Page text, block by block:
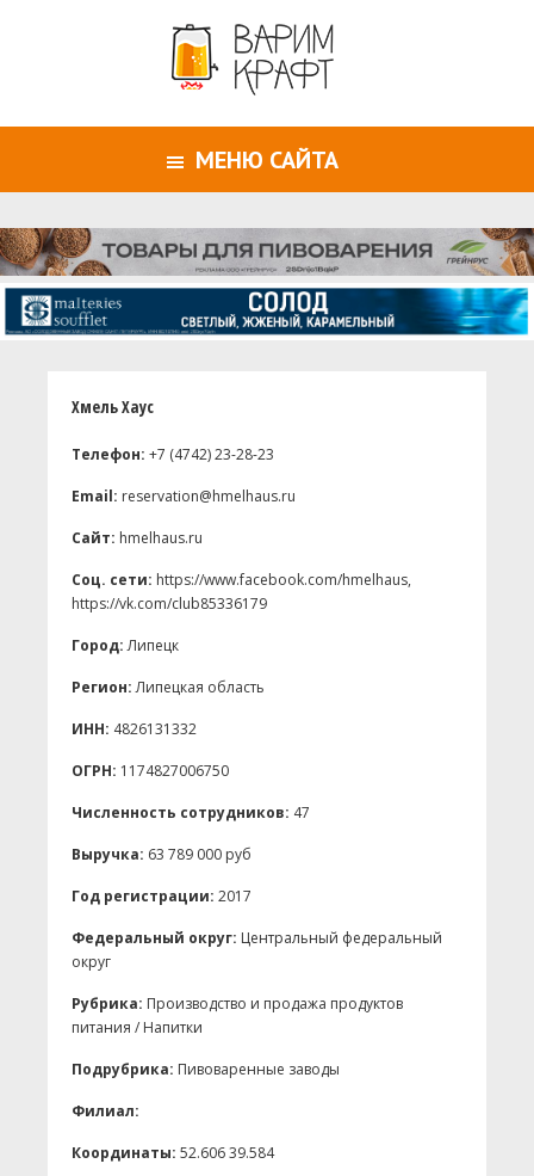
МЕНЮ САЙТА
Хмель Хаус
Телефон: +7 (4742) 23-28-23
Email: reservation@hmelhaus.ru
Сайт: hmelhaus.ru
Соц. сети: https://www.facebook.com/hmelhaus,
https://vk.com/club85336179
Город:Липецк
Регион:Липецкая область
ИНН: 4826131332
ОГРН: 1174827006750
Численность сотрудников: 47
Выручка: 63 789 000 руб
Год регистрации: 2017
Федеральный округ: Центральный федеральный
округ
Рубрика: Производство и продажа продуктов
питания / Напитки
Подрубрика: Пивоваренные заводы
Филиал:
Координаты: 52.606 39.584